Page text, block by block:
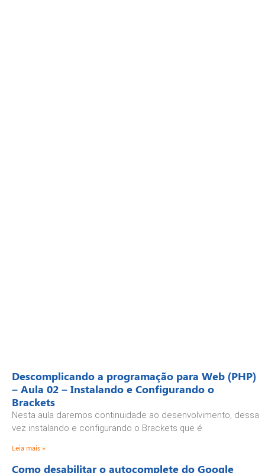
Descomplicando a programação para Web (PHP)
– Aula 02 – Instalando e Configurando o
Brackets
Nesta aula daremos continuidade ao desenvolvimento, dessa
vez instalando e configurando o Brackets que é
Leia mais »
Como desabilitar o autocomplete do Google